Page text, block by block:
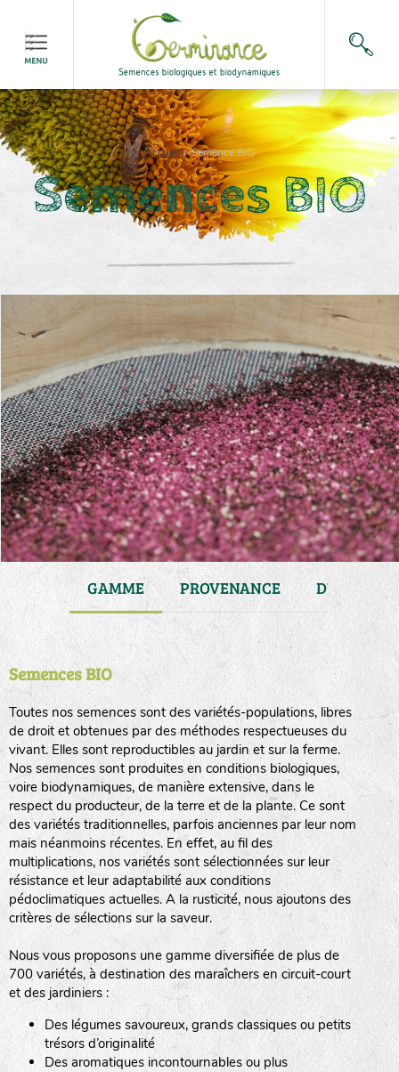
Accueil>Semence BIO
Semences BIO
GAMME PROVENANCE DURÉE DE
Semences BIO
Toutes nos semences sont des variétés-populations, libres
de droit et obtenues par des méthodes respectueuses du
vivant. Elles sont reproductibles au jardin et sur la ferme.
Nos semences sont produites en conditions biologiques,
voire biodynamiques, de manière extensive, dans le
respect du producteur, de la terre et de la plante. Ce sont
des variétés traditionnelles, parfois anciennes par leur nom
mais néanmoins récentes. En effet, au fil des
multiplications, nos variétés sont sélectionnées sur leur
résistance et leur adaptabilité aux conditions
pédoclimatiques actuelles. A la rusticité, nous ajoutons des
critères de sélections sur la saveur.
Nous vous proposons une gamme diversifiée de plus de
700 variétés, à destination des maraîchers en circuit-court
et des jardiniers :
Des légumes savoureux, grands classiques ou petits
trésors d’originalité
Des aromatiques incontournables ou plus
haies
zone sauvage
tas de compost